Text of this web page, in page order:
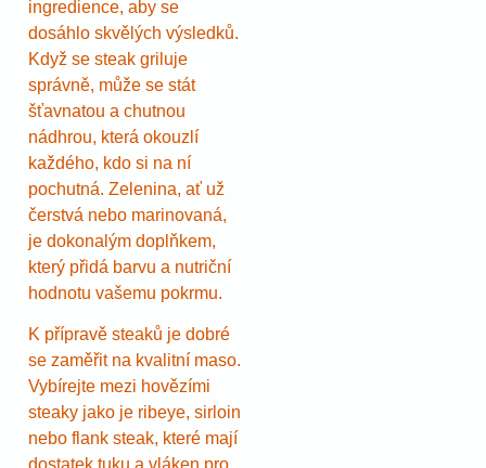
ingredience, aby se
dosáhlo skvělých výsledků.
Když se steak griluje
správně, může se stát
šťavnatou a chutnou
nádhrou, která okouzlí
každého, kdo si na ní
pochutná. Zelenina, ať už
čerstvá nebo marinovaná,
je dokonalým doplňkem,
který přidá barvu a nutriční
hodnotu vašemu pokrmu.
K přípravě steaků je dobré
se zaměřit na kvalitní maso.
Vybírejte mezi hovězími
steaky jako je ribeye, sirloin
nebo flank steak, které mají